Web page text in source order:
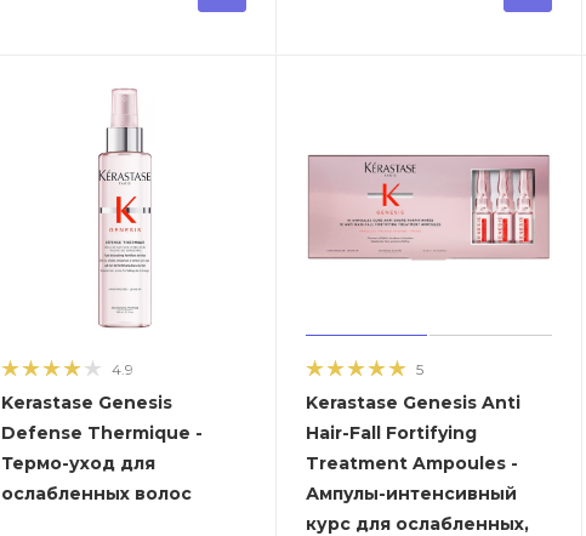
4.9
Kerastase Genesis
Defense Thermique -
Термо-уход для
ослабленных волос
5
Kerastase Genesis Anti
Hair-Fall Fortifying
Treatment Ampoules -
Ампулы-интенсивный
курс для ослабленных,